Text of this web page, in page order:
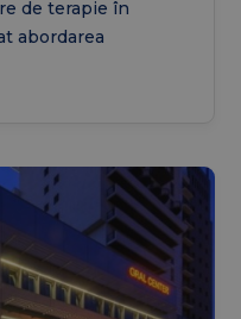
de terapie în
abordarea